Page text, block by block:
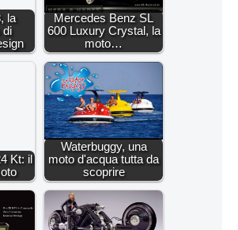
la
di
Mercedes Benz SL
600 Luxury Crystal, la
moto…
Kt: il
Waterbuggy, una
moto d'acqua tutta da
scoprire